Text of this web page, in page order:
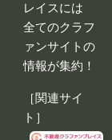
レイスには
全てのクラフ
ァンサイトの
情報が集約！
［関連サイ
ト］